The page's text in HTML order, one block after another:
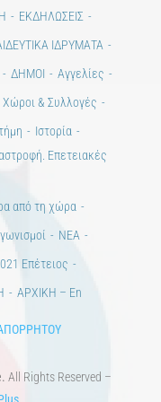
ΕΚΔΗΛΩΣΕΙΣ
ΙΔΡΥΜΑΤΑ
ΔΗΜΟΙ
Αγγελίες
Χώροι & Συλλογές
Ιστορία
Επετειακές
από τη χώρα
ΝΕΑ
Επέτειος
ΑΡΧΙΚΗ – En
All Rights Reserved –